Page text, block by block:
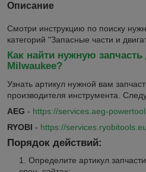
Описание
Смотри инструкцию по поиску
категорий "Запасные части и
Как найти нужную
Milwaukee?
Узнать артикул нужной вам
производителя инструмента.
AEG - https://services.aeg-
RYOBI - https://
Порядок действий:
Определите артикул